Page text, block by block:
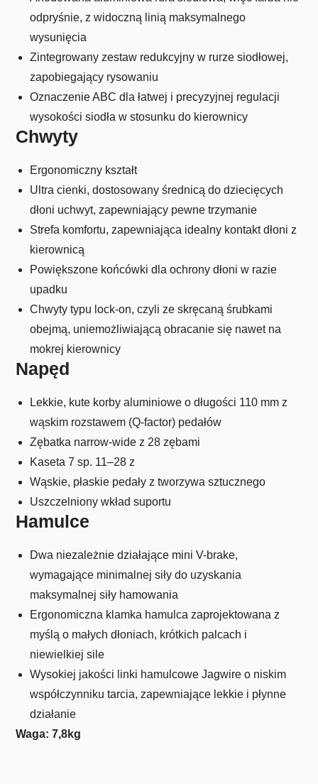
odpryśnie, z widoczną linią maksymalnego
wysunięcia
Zintegrowany zestaw redukcyjny w rurze siodłowej,
zapobiegający rysowaniu
Oznaczenie ABC dla łatwej i precyzyjnej regulacji
wysokości siodła w stosunku do kierownicy
Chwyty
Ergonomiczny kształt
Ultra cienki, dostosowany średnicą do dziecięcych
dłoni uchwyt, zapewniający pewne trzymanie
Strefa komfortu, zapewniająca idealny kontakt dłoni z
kierownicą
Powiększone końcówki dla ochrony dłoni w razie
upadku
Chwyty typu lock-on, czyli ze skręcaną śrubkami
obejmą, uniemożliwiającą obracanie się nawet na
mokrej kierownicy
Napęd
Lekkie, kute korby aluminiowe o długości 110 mm z
wąskim rozstawem (Q-factor) pedałów
Zębatka narrow-wide z 28 zębami
Kaseta 7 sp. 11–28 z
Wąskie, płaskie pedały z tworzywa sztucznego
Uszczelniony wkład suportu
Hamulce
Dwa niezależnie działające mini V-brake,
wymagające minimalnej siły do uzyskania
maksymalnej siły hamowania
Ergonomiczna klamka hamulca zaprojektowana z
myślą o małych dłoniach, krótkich palcach i
niewielkiej sile
Wysokiej jakości linki hamulcowe Jagwire o niskim
współczynniku tarcia, zapewniające lekkie i płynne
działanie
Waga: 7,8kg